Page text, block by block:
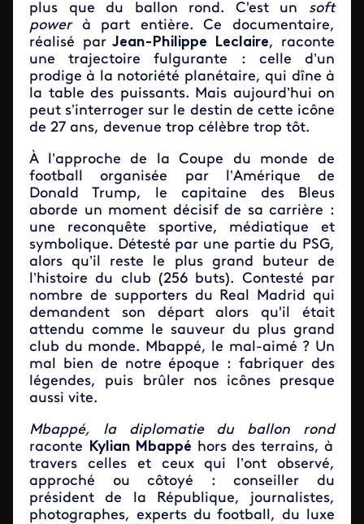
plus que du ballon rond. C'est un soft
powerà part entière. Ce documentaire,
réalisé parJean-Philippe Leclaire, raconte
une trajectoire fulgurante : celle d’un
prodige à la notoriété planétaire, qui dîne à
la table des puissants. Mais aujourd’hui on
peut s’interroger sur le destin de cette icône
de 27 ans, devenue trop célèbre trop tôt.
À l’approche de la Coupe du monde de
football organisée par l’Amérique de
Donald Trump, le capitaine des Bleus
aborde un moment décisif de sa carrière :
une reconquête sportive, médiatique et
symbolique. Détesté par une partie du PSG,
alors qu’il reste le plus grand buteur de
l’histoire du club (256 buts). Contesté par
nombre de supporters du Real Madrid qui
demandent son départ alors qu'il était
attendu comme le sauveur du plus grand
club du monde. Mbappé, le mal-aimé ? Un
mal bien de notre époque : fabriquer des
légendes, puis brûler nos icônes presque
aussi vite.
Mbappé, la diplomatie du ballon rond
raconte Kylian Mbappé hors des terrains, à
travers celles et ceux qui l’ont observé,
approché ou côtoyé : conseiller du
président de la République, journalistes,
photographes, experts du football, du luxe